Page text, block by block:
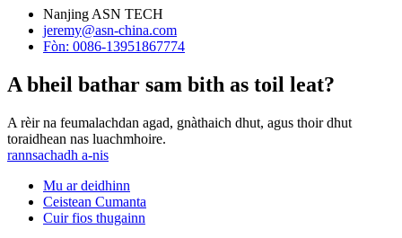
Nanjing ASN TECH
jeremy@asn-china.com
Fòn: 0086-13951867774
A bheil bathar sam bith as toil leat?
A rèir na feumalachdan agad, gnàthaich dhut, agus thoir dhut
toraidhean nas luachmhoire.
rannsachadh a-nis
Mu ar deidhinn
Ceistean Cumanta
Cuir fios thugainn